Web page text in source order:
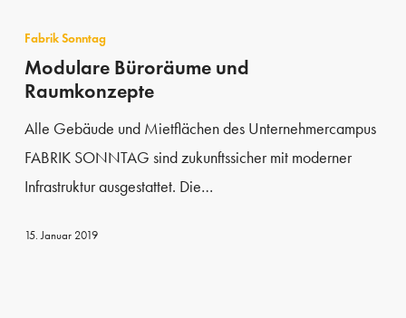
Büroräume
und
Raumkonzepte
Fabrik Sonntag
Modulare Büroräume und
Raumkonzepte
Alle Gebäude und Mietflächen des Unternehmercampus
FABRIK SONNTAG sind zukunftssicher mit moderner
Infrastruktur ausgestattet. Die…
15. Januar 2019